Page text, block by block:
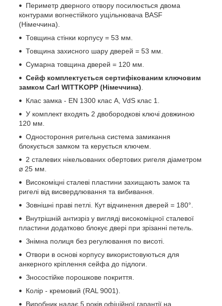
Периметр дверного отвору посилюється двома
контурами вогнестійкого ущільнювача BASF
(Німеччина).
Товщина стінки корпусу = 53 мм.
Товщина захисного шару дверей = 53 мм.
Сумарна товщина дверей = 120 мм.
Сейф комплектується сертифікованим ключовим
замком Carl WITTKOPP (Німеччина).
Клас замка - EN 1300 клас A, VdS клас 1.
У комплект входять 2 двобородкові ключі довжиною
120 мм.
Одностороння ригельна система замикання
блокується замком та керується ключем.
2 сталевих нікельованих обертових ригеля діаметром
⌀ 25 мм.
Високоміцні сталеві пластини захищають замок та
ригелі від висвердлювання та вибивання.
Зовнішні праві петлі. Кут відчинення дверей = 180°.
Внутрішній антизріз у вигляді високоміцної сталевої
пластини додатково блокує двері при зрізанні петель.
Знімна полиця без регулювання по висоті.
Отвори в основі корпусу використовуються для
анкерного кріплення сейфа до підлоги.
Зносостійке порошкове покриття.
Колір - кремовий (RAL 9001).
Виробник надає 5 років офіційної гарантії на